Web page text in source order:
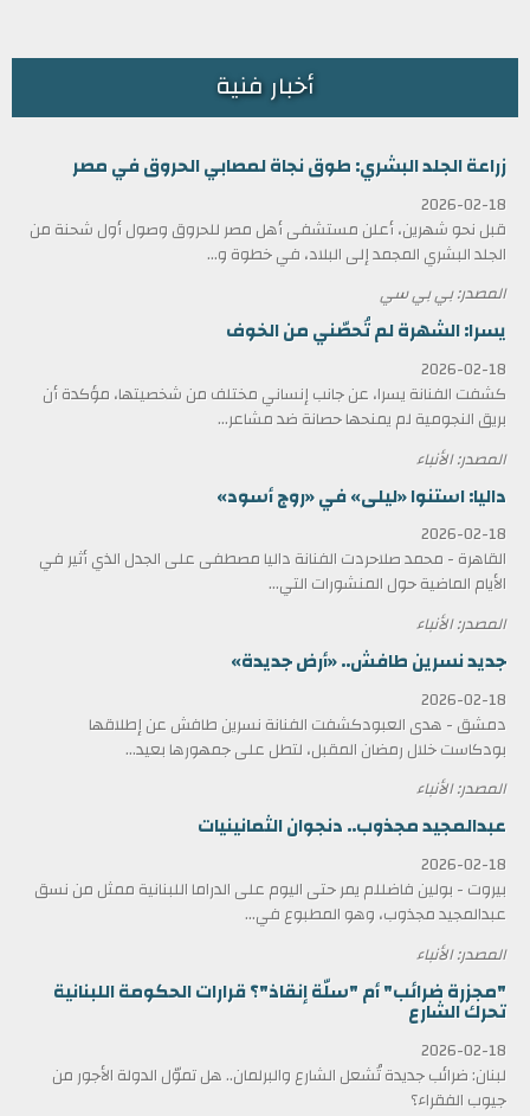
أخبار فنية
زراعة الجلد البشري: طوق نجاة لمصابي الحروق في مصر
2026-02-18
قبل نحو شهرين، أعلن مستشفى أهل مصر للحروق وصول أول شحنة من
الجلد البشري المجمد إلى البلاد، في خطوة و...
المصدر: بي بي سي
يسرا: الشهرة لم تُحصّني من الخوف
2026-02-18
كشفت الفنانة يسرا، عن جانب إنساني مختلف من شخصيتها، مؤكدة أن
بريق النجومية لم يمنحها حصانة ضد مشاعر...
المصدر: الأنباء
داليا: استنوا «ليلى» في «روج أسود»
2026-02-18
القاهرة - محمد صلاحردت الفنانة داليا مصطفى على الجدل الذي أثير في
الأيام الماضية حول المنشورات التي...
المصدر: الأنباء
جديد نسرين طافش.. «أرض جديدة»
2026-02-18
دمشق - هدى العبودكشفت الفنانة نسرين طافش عن إطلاقها
بودكاست خلال رمضان المقبل، لتطل على جمهورها بعيد...
المصدر: الأنباء
عبدالمجيد مجذوب.. دنجوان الثمانينيات
2026-02-18
بيروت - بولين فاضللم يمر حتى اليوم على الدراما اللبنانية ممثل من نسق
عبدالمجيد مجذوب، وهو المطبوع في...
المصدر: الأنباء
"مجزرة ضرائب" أم "سلّة إنقاذ"؟ قرارات الحكومة اللبنانية
تحرك الشارع
2026-02-18
لبنان: ضرائب جديدة تُشعل الشارع والبرلمان.. هل تموّل الدولة الأجور من
جيوب الفقراء؟